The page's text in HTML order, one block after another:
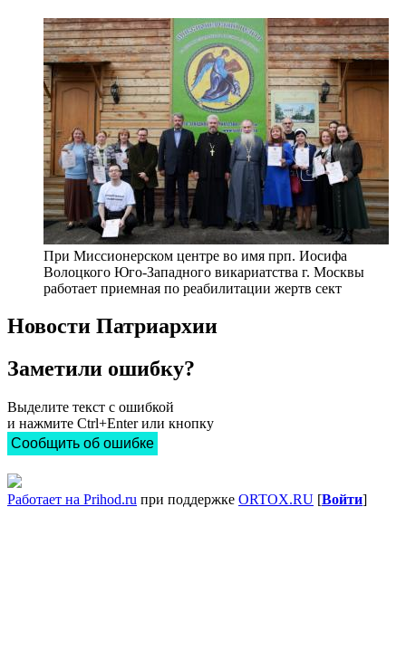
При Миссионерском центре во имя прп. Иосифа
Волоцкого Юго-Западного викариатства г. Москвы
работает приемная по реабилитации жертв сект
Новости Патриархии
Заметили ошибку?
Выделите текст с ошибкой
и нажмите Ctrl+Enter или кнопку
Сообщить об ошибке
Работает на Prihod.ru при поддержке ORTOX.RU [Войти]